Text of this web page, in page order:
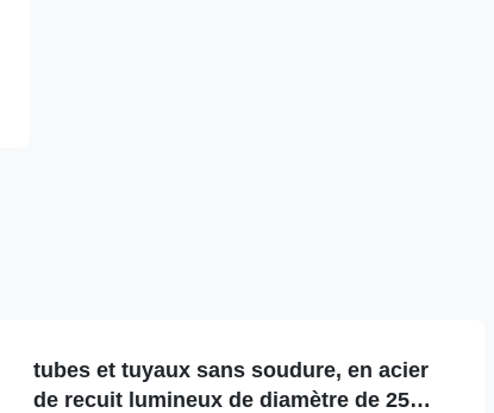
tubes et tuyaux sans soudure, en acier
de recuit lumineux de diamètre de 25mm